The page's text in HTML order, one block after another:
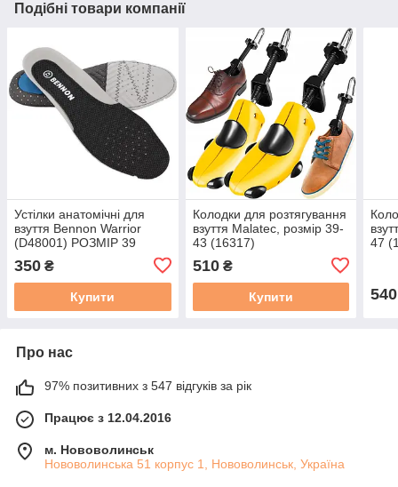
Подібні товари компанії
Устілки анатомічні для
взуття Bennon Warrior
(D48001) РОЗМІР 39
350 ₴
Купити
Колодки для розтягування
взуття Malatec, розмір 39-
43 (16317)
510₴
Купити
47
540
Про нас
97% позитивних з 547 відгуків за рік
Працює з 12.04.2016
м. Нововолинськ
Нововолинська 51 корпус 1, Нововолинськ, Україна